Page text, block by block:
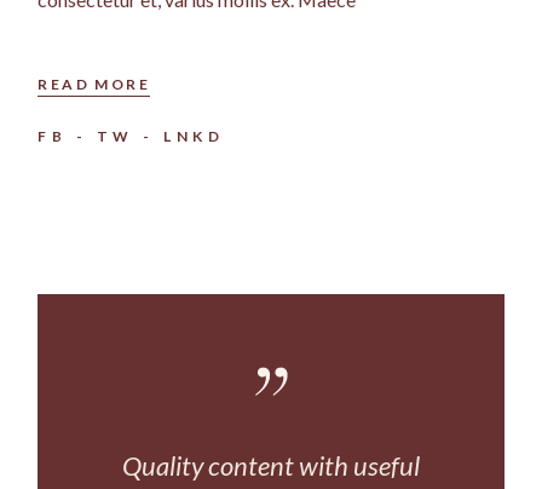
READ MORE
FB TW LNKD
Quality content with useful